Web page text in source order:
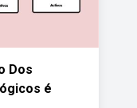
Dos
é